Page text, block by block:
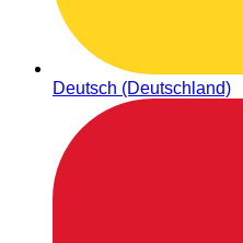
Deutsch (Deutschland)